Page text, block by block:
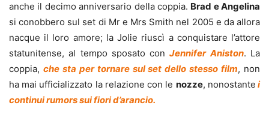
anche il decimo anniversario della coppia. Brad e Angelina
si conobbero sul set di Mr e Mrs Smith nel 2005 e da allora
nacque il loro amore; la Jolie riuscì a conquistare l’attore
statunitense, al tempo sposato conJennifer Aniston. La
coppia, che sta per tornare sul set dello stesso film, non
ha mai ufficializzato la relazione con le nozze, nonostante i
continui rumors sui fiori d’arancio.